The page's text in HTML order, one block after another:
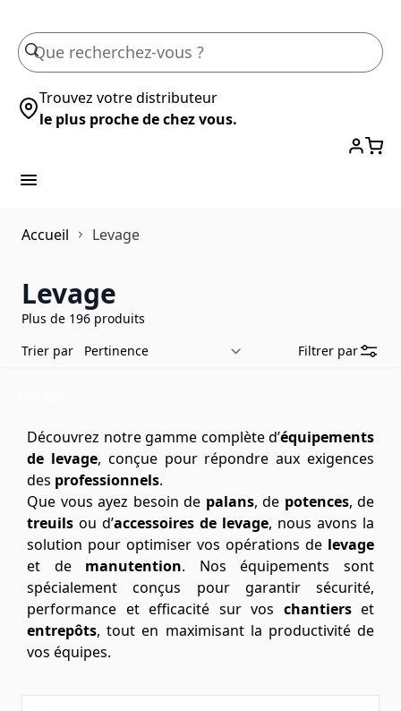
Trouvez votre distributeur
le plus proche de chez vous.
Accueil Levage
Levage
Plus de 196 produits
Trier par
Filtrer par
Découvrez notre gamme complète d’équipements
de levage, conçue pour répondre aux exigences
des professionnels.
Que vous ayez besoin de palans, de potences, de
treuils ou d’accessoires de levage, nous avons la
solution pour optimiser vos opérations de levage
et de manutention. Nos équipements sont
spécialement conçus pour garantir sécurité,
performance et efficacité sur vos chantierset
entrepôts, tout en maximisant la productivité de
vos équipes.